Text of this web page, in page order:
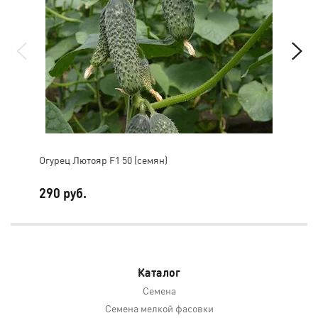
Огурец Лютояр F1 50 (семян)
290 руб.
Каталог
Семена
Семена мелкой фасовки